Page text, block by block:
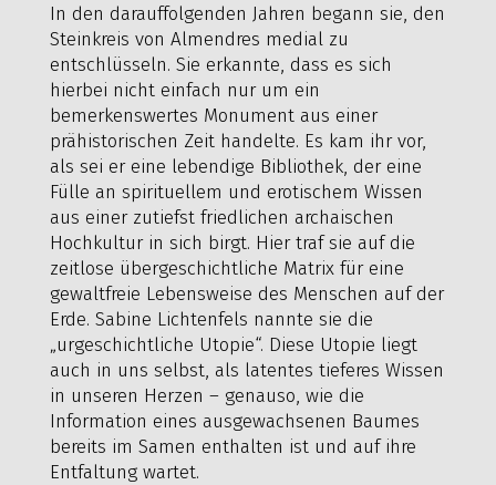
In den darauffolgenden Jahren begann sie, den
Steinkreis von Almendres medial zu
entschlüsseln. Sie erkannte, dass es sich
hierbei nicht einfach nur um ein
bemerkenswertes Monument aus einer
prähistorischen Zeit handelte. Es kam ihr vor,
als sei er eine lebendige Bibliothek, der eine
Fülle an spirituellem und erotischem Wissen
aus einer zutiefst friedlichen archaischen
Hochkultur in sich birgt. Hier traf sie auf die
zeitlose übergeschichtliche Matrix für eine
gewaltfreie Lebensweise des Menschen auf der
Erde. Sabine Lichtenfels nannte sie die
„urgeschichtliche Utopie“. Diese Utopie liegt
auch in uns selbst, als latentes tieferes Wissen
in unseren Herzen – genauso, wie die
Information eines ausgewachsenen Baumes
bereits im Samen enthalten ist und auf ihre
Entfaltung wartet.